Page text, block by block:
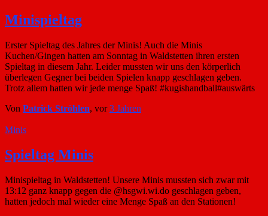
Minispieltag
Erster Spieltag des Jahres der Minis! Auch die Minis
Kuchen/Gingen hatten am Sonntag in Waldstetten ihren ersten
Spieltag in diesem Jahr. Leider mussten wir uns den körperlich
überlegen Gegner bei beiden Spielen knapp geschlagen geben.
Trotz allem hatten wir jede menge Spaß! #kugishandball#auswärts
Von Patrick Ströhlen, vor3 Jahren
Minis
Spieltag Minis
Minispieltag in Waldstetten! Unsere Minis mussten sich zwar mit
13:12 ganz knapp gegen die @hsgwi.wi.do geschlagen geben,
hatten jedoch mal wieder eine Menge Spaß an den Stationen!